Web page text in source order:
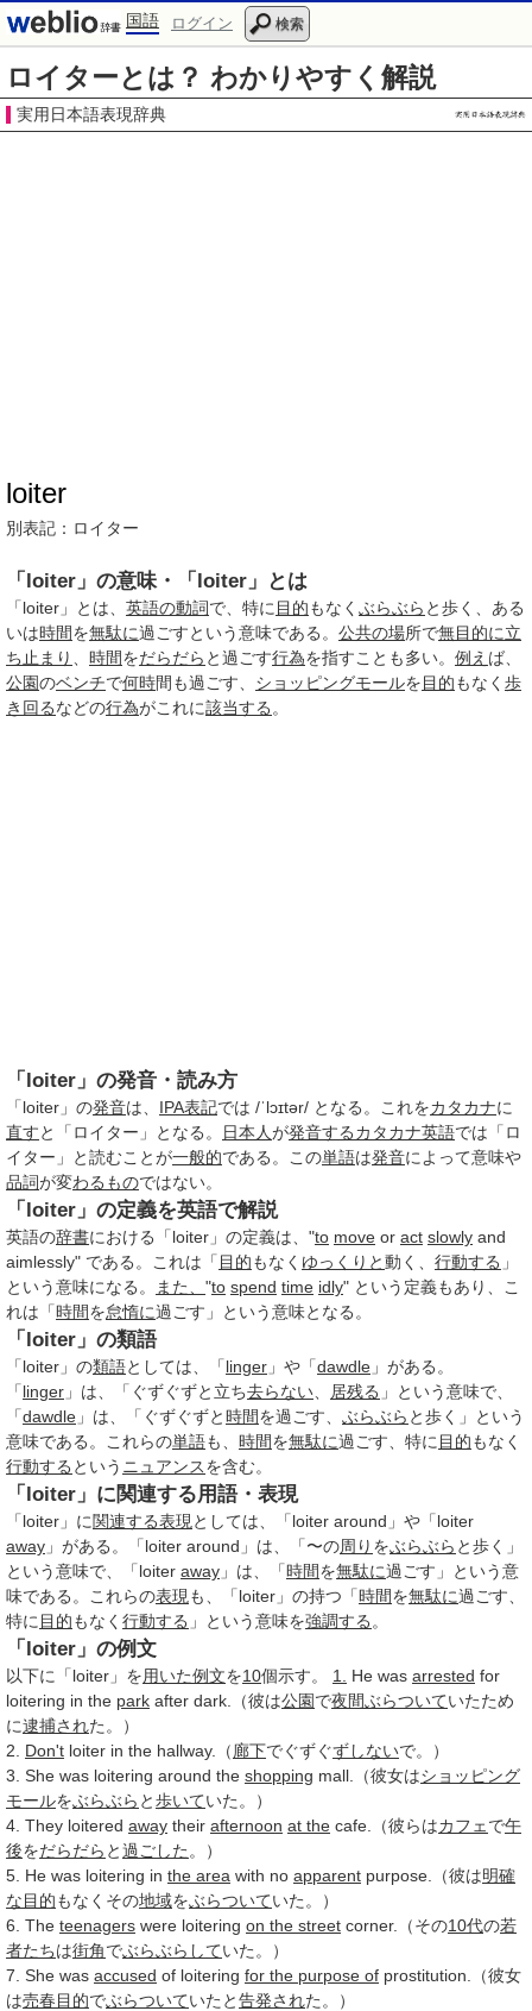
国語 ログイン 検索
ロイターとは？ わかりやすく解説
実用日本語表現辞典
loiter
別表記： ロイター
「loiter」の意味・「loiter」とは
「loiter」とは、 英語の動詞で、特に 目的もなく ぶらぶら と歩く、ある
いは時間を無駄に過ごすという意味である。 公共の場所で無目的に立
ち止まり
時間をだらだら と過ごす行為を指すことも多い。 例え ば、
公園のベンチで何時間も過ごす、 ショッピングモールを目的もなく 歩
き回るなどの行為がこれに該当する 。
「loiter」の発音・読み方
「loiter」の発音は、 IPA表記では /ˈlɔɪtər/ となる。これをカタカナに
直すと「ロイター」となる。 日本人が発音するカタカナ英語では「ロ
イター」と読むことが一般的である。この単語は発音によって意味や
品詞が変わるものではない。
「loiter」の定義を英語で解説
英語の辞書における「loiter」の定義は、"to move or act slowly and
aimlessly" である。これは「 目的もなく ゆっくりと動く、 行動する 」
という意味になる。
また、 "to spend time idly" という定義もあり、こ
れは「時間を怠惰に過ごす」という意味となる。
「loiter」の類語
「loiter」の類語としては、「linger 」や「dawdle 」がある。
「linger 」は、「ぐずぐずと立ち去らない 居残る 」という意味で、
「dawdle 」は、「ぐずぐずと時間を過ごす、 ぶらぶら と歩く」という
意味である。これらの単語も、 時間を無駄に過ごす、特に 目的もなく
行動する という ニュアンスを含む。
「loiter」に関連する用語・表現
「loiter」に関連する表現 としては、「loiter around」や「loiter
away 」がある。「loiter around」は、「〜の周り をぶらぶら と歩く」
という意味で、「loiter away 」は、「時間を無駄に過ごす」という意
味である。これらの表現 も、「loiter」の持つ「時間を無駄に過ごす、
特に 目的もなく 行動する 」という意味を強調する 。
「loiter」の例文
以下に「loiter」を用いた例文を10個示す。 1. He was arrested for
loitering in the park after dark.（彼は公園で夜間ぶらついていたため
に逮捕された。）
2. Don't loiter in the hallway.（廊下でぐずぐずしないで。）
3. She was loitering around the shopping mall.（彼女はショッピング
モールをぶらぶら と歩いていた。）
4. They loitered away their afternoon at the cafe.（彼らはカフェ で午
後をだらだら と過ごした 。）
5. He was loitering in the area with no apparent purpose.（彼は明確
な目的もなくその地域をぶらついていた。）
6. The teenagers were loitering on the street corner.（その10代の若
者たちは街角でぶらぶらしていた。）
7. She was accused of loitering for the purpose of prostitution.（彼女
は売春目的でぶらついていたと告発された。）